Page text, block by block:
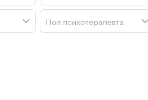
Пол психотерапевта